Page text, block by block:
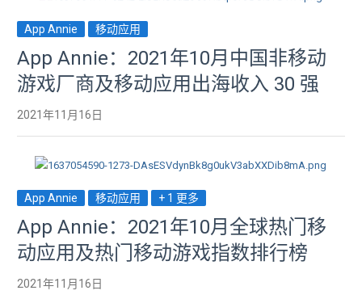
App Annie 移动应用
App Annie：2021年10月中国非移动
游戏厂商及移动应用出海收入 30 强
2021年11月16日
App Annie 移动应用 + 1 更多
App Annie：2021年10月全球热门移
动应用及热门移动游戏指数排行榜
2021年11月16日